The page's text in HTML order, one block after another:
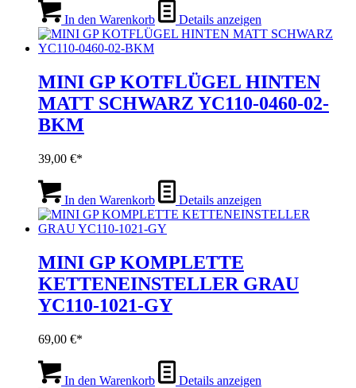
In den Warenkorb Details anzeigen
MINI GP KOTFLÜGEL HINTEN
MATT SCHWARZ YC110-0460-02-
BKM
39,00 €
In den Warenkorb Details anzeigen
MINI GP KOMPLETTE
KETTENEINSTELLER GRAU
YC110-1021-GY
69,00 €
In den Warenkorb Details anzeigen